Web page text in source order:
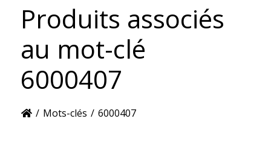
Produits associés
au mot-clé
6000407
/ Mots-clés / 6000407